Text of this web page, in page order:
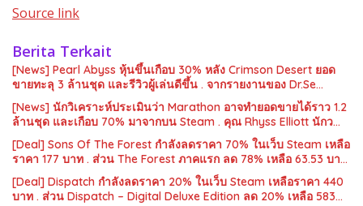
Source link
Berita Terkait
[News] Pearl Abyss หุ้นขึ้นเกือบ 30% หลัง Crimson Desert ยอด
ขายทะลุ 3 ล้านชุด และรีวิวผู้เล่นดีขึ้น . จากรายงานของ Dr.Se…
[News] นักวิเคราะห์ประเมินว่า Marathon อาจทำยอดขายได้ราว 1.2
ล้านชุด และเกือบ 70% มาจากบน Steam . คุณ Rhyss Elliott นักว…
[Deal] Sons Of The Forest กำลังลดราคา 70% ในเว็บ Steam เหลือ
ราคา 177 บาท . ส่วน The Forest ภาคแรก ลด 78% เหลือ 63.53 บา…
[Deal] Dispatch กำลังลดราคา 20% ในเว็บ Steam เหลือราคา 440
บาท . ส่วน Dispatch – Digital Deluxe Edition ลด 20% เหลือ 583…